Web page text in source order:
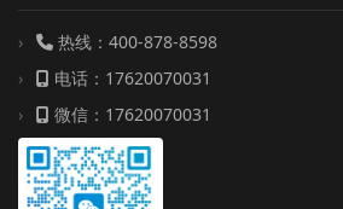
热线：400-878-8598
电话：17620070031
微信：17620070031